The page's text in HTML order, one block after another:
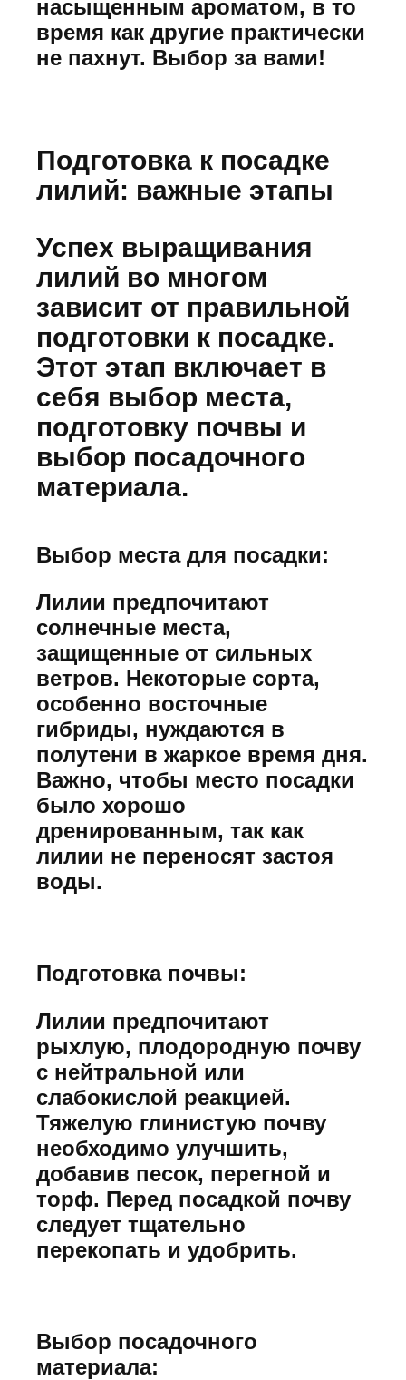
насыщенным ароматом, в то
время как другие практически
не пахнут. Выбор за вами!
Подготовка к посадке
лилий: важные этапы
Успех выращивания
лилий во многом
зависит от правильной
подготовки к посадке.
Этот этап включает в
себя выбор места,
подготовку почвы и
выбор посадочного
материала.
Выбор места для посадки:
Лилии предпочитают
солнечные места,
защищенные от сильных
ветров. Некоторые сорта,
особенно восточные
гибриды, нуждаются в
полутени в жаркое время дня.
Важно, чтобы место посадки
было хорошо
дренированным, так как
лилии не переносят застоя
воды.
Подготовка почвы:
Лилии предпочитают
рыхлую, плодородную почву
с нейтральной или
слабокислой реакцией.
Тяжелую глинистую почву
необходимо улучшить,
добавив песок, перегной и
торф. Перед посадкой почву
следует тщательно
перекопать и удобрить.
Выбор посадочного
материала: